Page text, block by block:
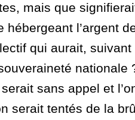
mais que
hébergeant l’argent
qui aurait,
nationale
sans appel et
serait tentés de la